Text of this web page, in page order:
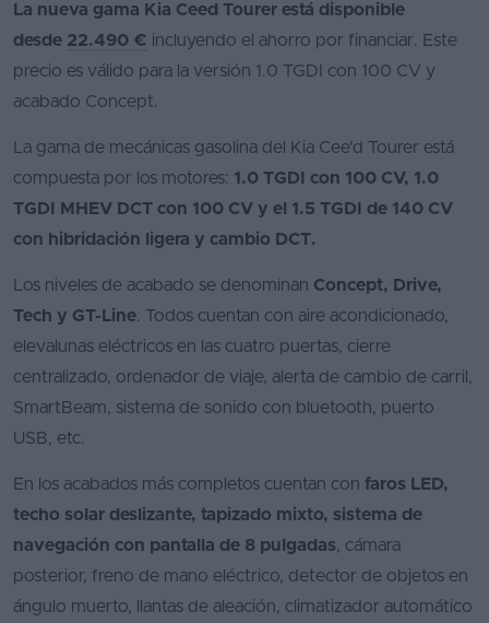
La nueva gama Kia Ceed Tourer está disponible
desde 22.490 € incluyendo el ahorro por financiar. Este
precio es válido para la versión 1.0 TGDI con 100 CV y
acabado Concept.
La gama de mecánicas gasolina del Kia Cee'd Tourer está
compuesta por los motores: 1.0 TGDI con 100 CV, 1.0
TGDI MHEV DCT con 100 CV y el 1.5 TGDI de 140 CV
con hibridación ligera y cambio DCT.
Los niveles de acabado se denominan Concept, Drive,
Tech y GT-Line. Todos cuentan con aire acondicionado,
elevalunas eléctricos en las cuatro puertas, cierre
centralizado, ordenador de viaje, alerta de cambio de carril,
SmartBeam, sistema de sonido con bluetooth, puerto
USB, etc.
En los acabados más completos cuentan con faros LED,
techo solar deslizante, tapizado mixto, sistema de
navegación con pantalla de 8 pulgadas, cámara
posterior, freno de mano eléctrico, detector de objetos en
ángulo muerto, llantas de aleación, climatizador automático